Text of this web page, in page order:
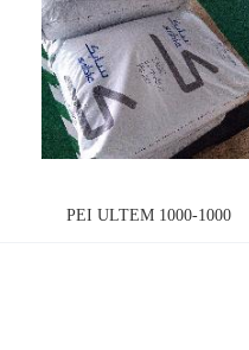
PEI ULTEM 1000-1000